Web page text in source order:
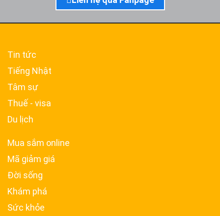
Tin tức
Tiếng Nhật
Tâm sự
Thuế - visa
Du lịch
Mua sắm online
Mã giảm giá
Đời sống
Khám phá
Sức khỏe